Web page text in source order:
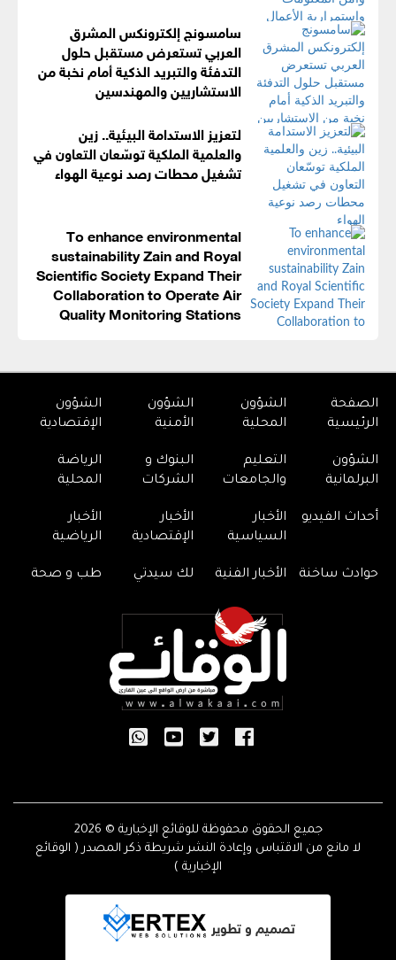
سامسونج إلكترونكس المشرق
العربي تستعرض مستقبل حلول
التدفئة والتبريد الذكية أمام نخبة من
الاستشاريين والمهندسين
لتعزيز الاستدامة البيئية.. زين
والعلمية الملكية توسّعان التعاون في
تشغيل محطات رصد نوعية الهواء
To enhance environmental
sustainability Zain and Royal
Scientific Society Expand Their
Collaboration to Operate Air
Quality Monitoring Stations
الصفحة
الرئيسية
الشؤون
المحلية
الشؤون
الأمنية
الشؤون
الإقتصادية
الشؤون
البرلمانية
التعليم
والجامعات
البنوك و
الشركات
الرياضة
المحلية
أحداث الفيديو
الأخبار
السياسية
الأخبار
الإقتصادية
الأخبار
الرياضية
حوادث ساخنة الأخبار الفنية لك سيدتي طب و صحة
جميع الحقوق محفوظة للوقائع الإخبارية © 2026
لا مانع من الاقتباس وإعادة النشر شريطة ذكر المصدر ( الوقائع
الإخبارية )
تصميم و تطوير